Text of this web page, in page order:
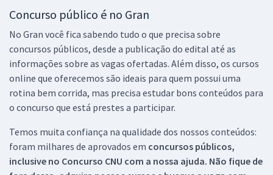
Concurso público é no Gran
No Gran você fica sabendo tudo o que precisa sobre
concursos públicos, desde a publicação do edital até as
informações sobre as vagas ofertadas. Além disso, os cursos
online que oferecemos são ideais para quem possui uma
rotina bem corrida, mas precisa estudar bons conteúdos para
o concurso que está prestes a participar.
Temos muita confiança na qualidade dos nossos conteúdos:
foram milhares de aprovados em concursos públicos,
inclusive no Concurso CNU com a nossa ajuda. Não fique de